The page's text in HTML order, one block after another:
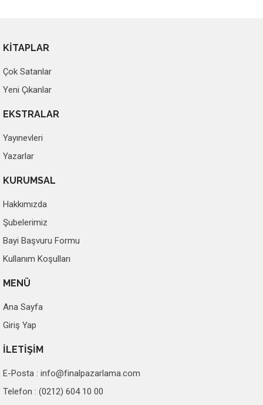
KİTAPLAR
Çok Satanlar
Yeni Çıkanlar
EKSTRALAR
Yayınevleri
Yazarlar
KURUMSAL
Hakkımızda
Şubelerimiz
Bayi Başvuru Formu
Kullanım Koşulları
MENÜ
Ana Sayfa
Giriş Yap
İLETİŞİM
E-Posta : info@finalpazarlama.com
Telefon : (0212) 604 10 00